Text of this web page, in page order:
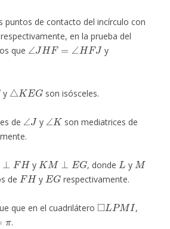
puntos de contacto del incírculo con
respectivamente, en la prueba del
que
∠JHF=∠ HFJ
y
y
△ KEG
son isósceles.
de
∠ J
y
∠K
son mediatrices de
H
y
KM ⊥ G
, donde
L
y
M
de
FH
y
EG
respectivamente.
que en el cuadrilátero
◻L PM I
,
.